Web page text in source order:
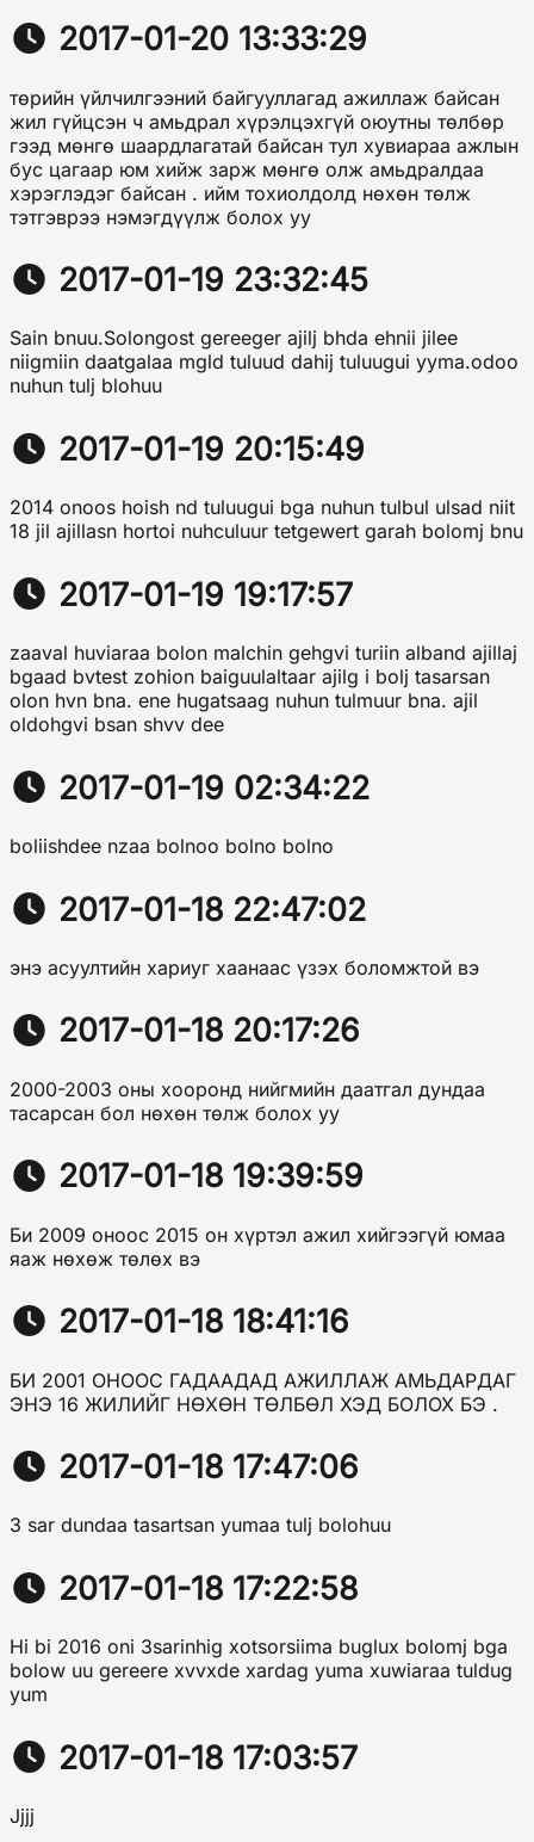
2017-01-20 13:33:29
төрийн үйлчилгээний байгууллагад ажиллаж байсан
жил гүйцсэн ч амьдрал хүрэлцэхгүй оюутны төлбөр
гээд мөнгө шаардлагатай байсан тул хувиараа ажлын
бус цагаар юм хийж зарж мөнгө олж амьдралдаа
хэрэглэдэг байсан . ийм тохиолдолд нөхөн төлж
тэтгэврээ нэмэгдүүлж болох уу
2017-01-19 23:32:45
Sain bnuu.Solongost gereeger ajilj bhda ehnii jilee
niigmiin daatgalaa mgld tuluud dahij tuluugui yyma.odoo
nuhun tulj blohuu
2017-01-19 20:15:49
2014 onoos hoish nd tuluugui bga nuhun tulbul ulsad niit
18 jil ajillasn hortoi nuhculuur tetgewert garah bolomj bnu
2017-01-19 19:17:57
zaaval huviaraa bolon malchin gehgvi turiin alband ajillaj
bgaad bvtest zohion baiguulaltaar ajilg i bolj tasarsan
olon hvn bna. ene hugatsaag nuhun tulmuur bna. ajil
oldohgvi bsan shvv dee
2017-01-19 02:34:22
boliishdee nzaa bolnoo bolno bolno
2017-01-18 22:47:02
энэ асуултийн хариуг хаанаас үзэх боломжтой вэ
2017-01-18 20:17:26
2000-2003 оны хооронд нийгмийн даатгал дундаа
тасарсан бол нөхөн төлж болох уу
2017-01-18 19:39:59
Би 2009 оноос 2015 он хүртэл ажил хийгээгүй юмаа
яаж нөхөж төлөх вэ
2017-01-18 18:41:16
БИ 2001 ОНООС ГАДААДАД АЖИЛЛАЖ АМЬДАРДАГ
ЭНЭ 16 ЖИЛИЙГ НӨХӨН ТӨЛБӨЛ ХЭД БОЛОХ БЭ .
2017-01-18 17:47:06
3 sar dundaa tasartsan yumaa tulj bolohuu
2017-01-18 17:22:58
Hi bi 2016 oni 3sarinhig xotsorsiima buglux bolomj bga
bolow uu gereere xvvxde xardag yuma xuwiaraa tuldug
yum
2017-01-18 17:03:57
Jjjj